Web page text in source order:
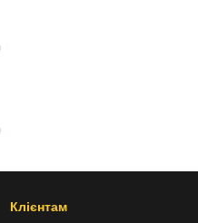
Клієнтам